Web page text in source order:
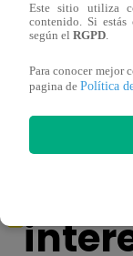
Muere
tras denunciar
Este sitio utiliza
contenido. Si estás
según el RGPD
Para conocer mejor
pagina de Política